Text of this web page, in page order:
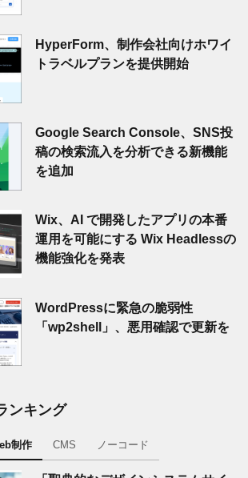
HyperForm、制作会社向けホワイ
トラベルプランを提供開始
Google Search Console、SNS投
稿の検索流入を分析できる新機能
を追加
Wix、AI で開発したアプリの本番
運用を可能にする Wix Headlessの
機能強化を発表
WordPressに緊急の脆弱性
「wp2shell」、悪用確認で更新を
ンキング
制作 CMS ノーコード